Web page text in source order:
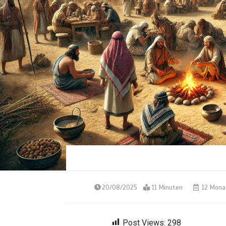
20/08/2025 11 Minuten 12
Post Views: 298